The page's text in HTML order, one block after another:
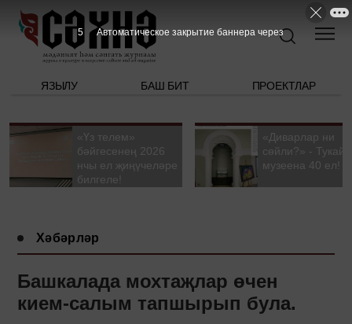
ЯЗЫЛУ БАШ БИТ ПРОЕКТЛАР
«Үз телем»
бәйгесенең 2026
нчы ел җиңүчеләре
билгеле!
«Диварлар ни
сөйли?» - Тукай
музеена 40 ел!
Хәбәрләр
Башкалада мохтаҗлар өчен
кием-салым тапшырып була.
4 Автоматическое закрытие баннера через